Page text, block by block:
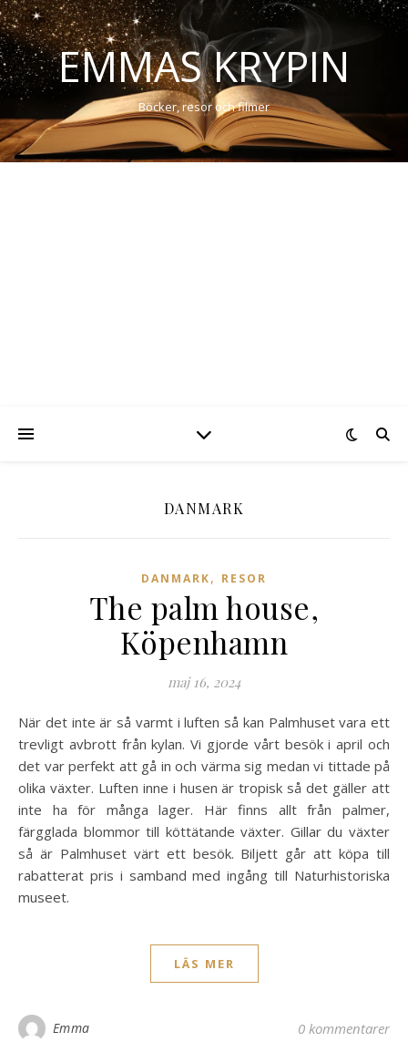
EMMAS KRYPIN
Böcker, resor och filmer
DANMARK
DANMARK, RESOR
The palm house,
Köpenhamn
maj 16, 2024
När det inte är så varmt i luften så kan Palmhuset vara ett
trevligt avbrott från kylan. Vi gjorde vårt besök i april och
det var perfekt att gå in och värma sig medan vi tittade på
olika växter. Luften inne i husen är tropisk så det gäller att
inte ha för många lager. Här finns allt från palmer,
färgglada blommor till köttätande växter. Gillar du växter
så är Palmhuset värt ett besök. Biljett går att köpa till
rabatterat pris i samband med ingång till Naturhistoriska
museet.
LÄS MER
Emma 0 kommentarer